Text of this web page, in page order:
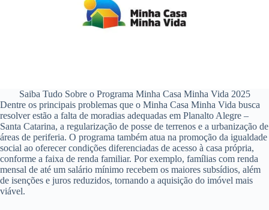
Saiba Tudo Sobre o Programa Minha Casa Minha Vida 2025
Dentre os principais problemas que o Minha Casa Minha Vida busca
resolver estão a falta de moradias adequadas em Planalto Alegre –
Santa Catarina, a regularização de posse de terrenos e a urbanização de
áreas de periferia. O programa também atua na promoção da igualdade
social ao oferecer condições diferenciadas de acesso à casa própria,
conforme a faixa de renda familiar. Por exemplo, famílias com renda
mensal de até um salário mínimo recebem os maiores subsídios, além
de isenções e juros reduzidos, tornando a aquisição do imóvel mais
viável.